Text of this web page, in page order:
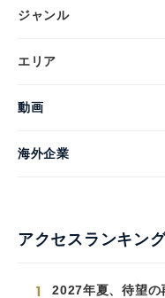
ジャンル
エリア
動画
海外企業
アクセスランキン
1 2027年夏、待望の